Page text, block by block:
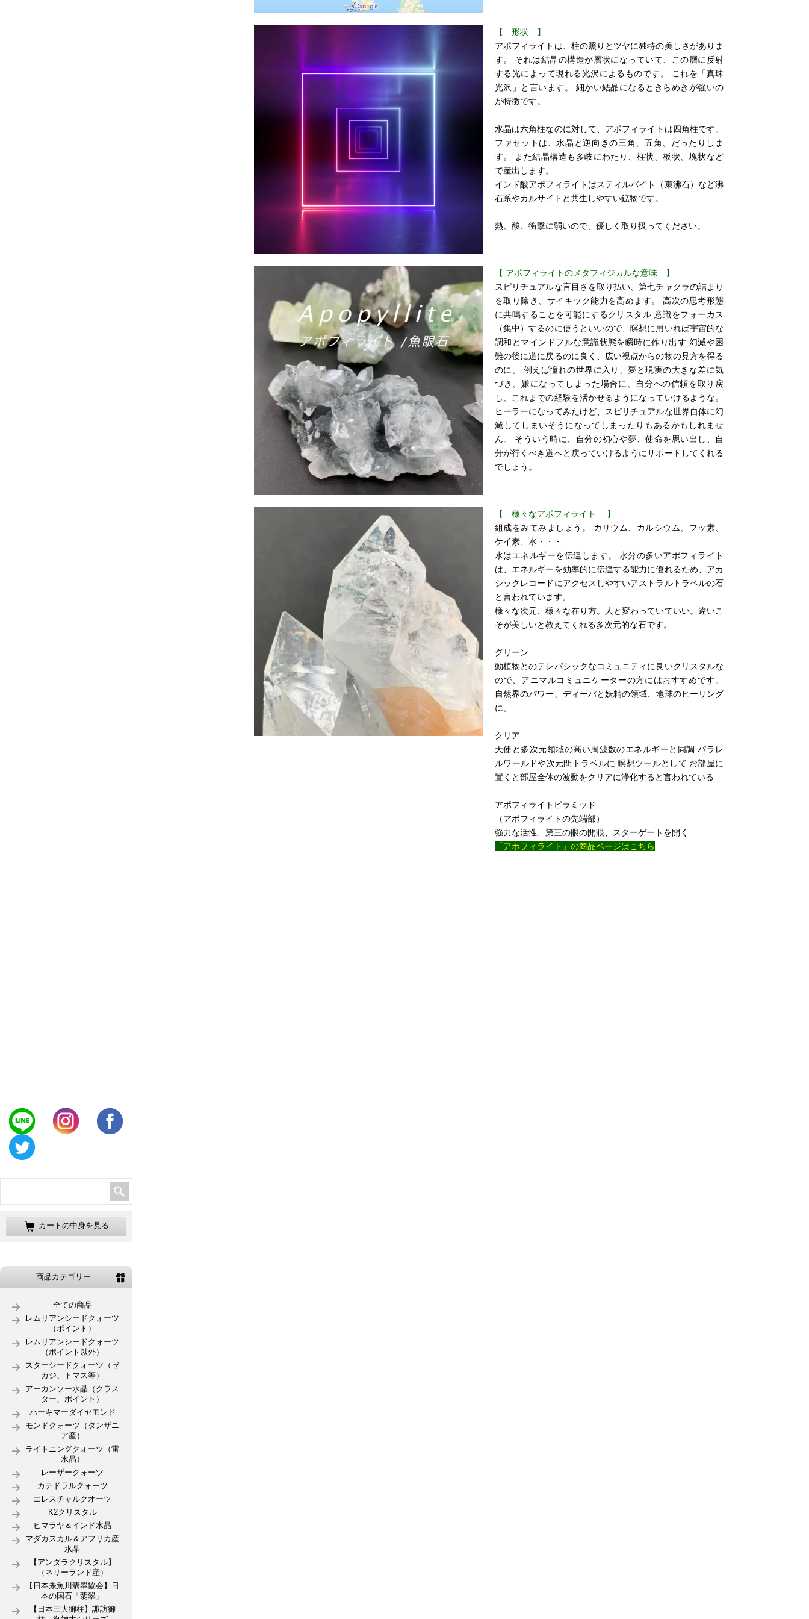
【 形状 】
アポフィライトは、柱の照りとツヤに独特の美しさがありま
す。 それは結晶の構造が層状になっていて、この層に反射
する光によって現れる光沢によるものです。 これを「真珠
光沢」と言います。 細かい結晶になるときらめきが強いの
が特徴です。
水晶は六角柱なのに対して、アポフィライトは四角柱です。
ファセットは、水晶と逆向きの三角、五角、だったりしま
す。 また結晶構造も多岐にわたり、柱状、板状、塊状など
で産出します。
インド酸アポフィライトはスティルバイト（束沸石）など沸
石系やカルサイトと共生しやすい鉱物です。
熱、酸、衝撃に弱いので、優しく取り扱ってください。
【 アポフィライトのメタフィジカルな意味 】
スピリチュアルな盲目さを取り払い、第七チャクラの詰まり
を取り除き、サイキック能力を高めます。 高次の思考形態
に共鳴することを可能にするクリスタル 意識をフォーカス
（集中）するのに使うといいので、瞑想に用いれば宇宙的な
調和とマインドフルな意識状態を瞬時に作り出す 幻滅や困
難の後に道に戻るのに良く、広い視点からの物の見方を得る
のに。 例えば憧れの世界に入り、夢と現実の大きな差に気
づき、嫌になってしまった場合に、自分への信頼を取り戻
し、これまでの経験を活かせるようになっていけるような。
ヒーラーになってみたけど、スピリチュアルな世界自体に幻
滅してしまいそうになってしまったりもあるかもしれませ
ん。 そういう時に、自分の初心や夢、使命を思い出し、自
分が行くべき道へと戻っていけるようにサポートしてくれる
でしょう。
【 様々なアポフィライト 】
組成をみてみましょう。 カリウム、カルシウム、フッ素、
ケイ素、水・・・
水はエネルギーを伝達します。 水分の多いアポフィライト
は、エネルギーを効率的に伝達する能力に優れるため、アカ
シックレコードにアクセスしやすいアストラルトラベルの石
と言われています。
様々な次元、様々な在り方。人と変わっていていい。違いこ
そが美しいと教えてくれる多次元的な石です。
グリーン
動植物とのテレパシックなコミュニティに良いクリスタルな
ので、アニマルコミュニケーターの方にはおすすめです。
自然界のパワー、ディーバと妖精の領域、地球のヒーリング
に。
クリア
天使と多次元領域の高い周波数のエネルギーと同調 パラレ
ルワールドや次元間トラベルに 瞑想ツールとして お部屋に
置くと部屋全体の波動をクリアに浄化すると言われている
アポフィライトピラミッド
（アポフィライトの先端部）
強力な活性、第三の眼の開眼、スターゲートを開く
「アポフィライト」の商品ページはこちら
カートの中身を見る
商品カテゴリー
全ての商品
レムリアンシードクォーツ
（ポイント）
レムリアンシードクォーツ
（ポイント以外）
スターシードクォーツ（ゼ
カジ、トマス等）
アーカンソー水晶（クラス
ター、ポイント）
ハーキマーダイヤモンド
モンドクォーツ（タンザニ
ア産）
ライトニングクォーツ（雷
水晶）
レーザークォーツ
カテドラルクォーツ
エレスチャルクオーツ
K2クリスタル
ヒマラヤ＆インド水晶
マダカスカル＆アフリカ産
水晶
【アンダラクリスタル】
（ネリーランド産）
【日本糸魚川翡翠協会】日
本の国石「翡翠」
【日本三大御柱】諏訪御